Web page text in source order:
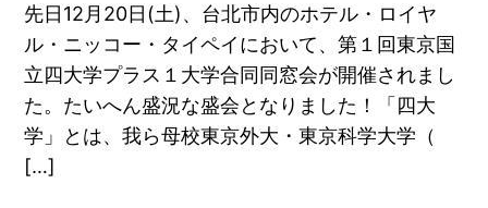
先日12月20日(土)、台北市内のホテル・ロイヤ
ル・ニッコー・タイペイにおいて、第１回東京国
立四大学プラス１大学合同同窓会が開催されまし
た。たいへん盛況な盛会となりました！「四大
学」とは、我ら母校東京外大・東京科学大学（
[…]